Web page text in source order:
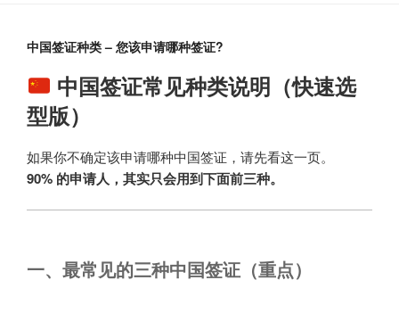
中国签证种类 – 您该申请哪种签证?
中国签证常见种类说明（快速选
型版）
如果你不确定该申请哪种中国签证，请先看这一页。
90% 的申请人，其实只会用到下面前三种。
一、最常见的三种中国签证（重点）